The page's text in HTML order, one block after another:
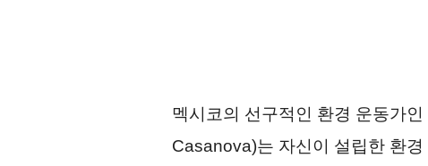
멕시코의 선구적인 환경 운동가
Casanova)는 자신이 설립한 환